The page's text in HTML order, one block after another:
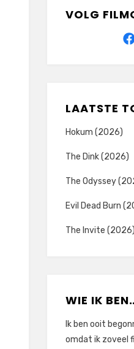
VOLG
LAATSTE
Hokum (2026)
The Dink (2026)
The Odyssey
Evil Dead Burn
The Invite (2026)
WIE IK
Ik ben ooit
omdat ik zoveel